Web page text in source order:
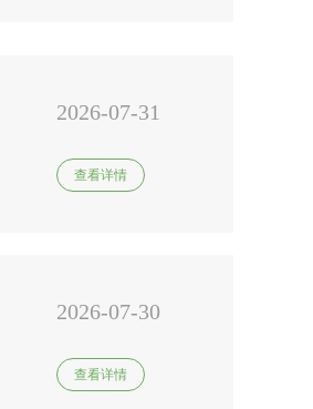
2026-07-31
查看详情
2026-07-30
查看详情